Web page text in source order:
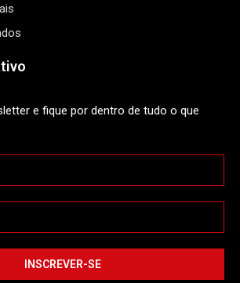
e fique por dentro de tudo o que